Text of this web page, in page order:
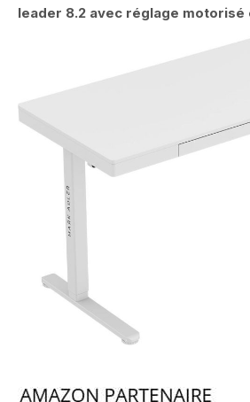
leader 8.2 avec réglage motorisé